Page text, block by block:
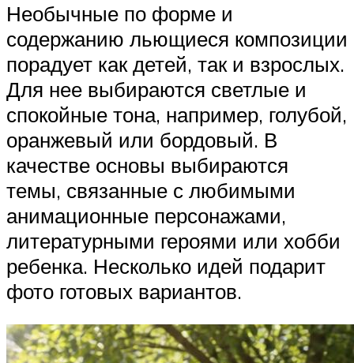
Необычные по форме и
содержанию льющиеся композиции
порадует как детей, так и взрослых.
Для нее выбираются светлые и
спокойные тона, например, голубой,
оранжевый или бордовый. В
качестве основы выбираются
темы, связанные с любимыми
анимационные персонажами,
литературными героями или хобби
ребенка. Несколько идей подарит
фото готовых вариантов.